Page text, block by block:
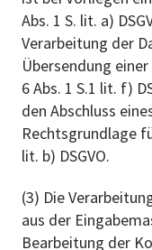
Abs. 1 S. lit. a)
Verarbeitung der
Übersendung
6 Abs. 1 S.1 lit. f)
den Abschluss
Rechtsgrundlage
lit. b) DSGVO.
(3) Die
aus der
Bearbeitung der